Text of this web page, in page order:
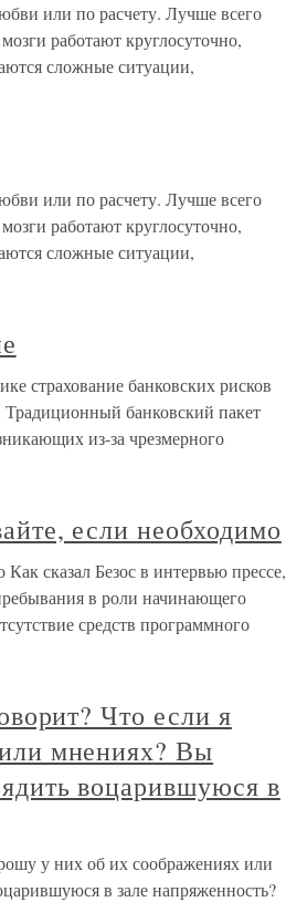
или по расчету. Лучше всего
работают круглосуточно,
сложные ситуации,
или по расчету. Лучше всего
работают круглосуточно,
сложные ситуации,
страхование банковских рисков
Традиционный банковский пакет
из-за чрезмерного
если необходимо
сказал Безос в интервью прессе,
в роли начинающего
средств программного
Что если я
мнениях? Вы
воцарившуюся в
у них об их соображениях или
в зале напряженность?